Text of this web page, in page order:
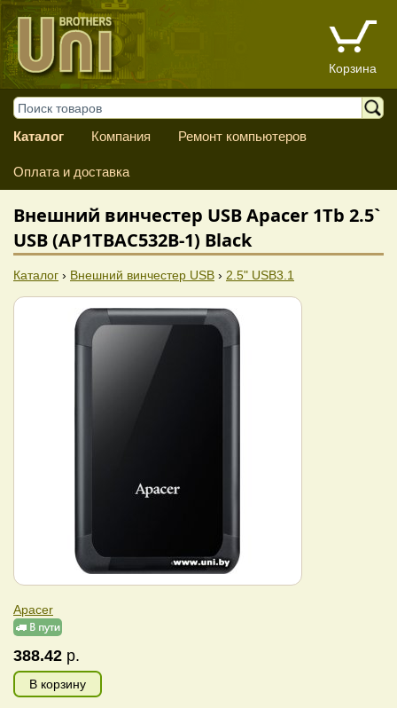
Корзина
Каталог Компания Ремонт компьютеров
Оплата и доставка
Внешний винчестер USB Apacer 1Tb 2.5`
USB (AP1TBAC532B-1) Black
Каталог › Внешний винчестер USB › 2.5" USB3.1
Apacer
388.42 р.
В корзину